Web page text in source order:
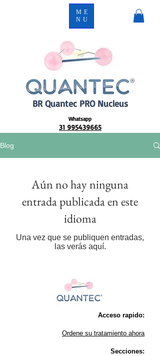
BR Quantec PRO Nucleus
Whatsapp
31 995439665
ME
NU
Blog
Aún no hay ninguna
entrada publicada en este
idioma
Una vez que se publiquen entradas,
las verás aquí.
Acceso rapido:
Ordene su tratamiento ahora
Secciones: